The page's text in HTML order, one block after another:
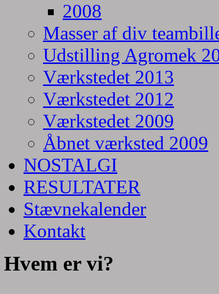
2008
Masser af div
Udstilling Agromek
Værkstedet 2013
Værkstedet 2012
Værkstedet 2009
Åbnet værksted 2009
NOSTALGI
RESULTATER
Stævnekalender
Kontakt
Hvem er vi?